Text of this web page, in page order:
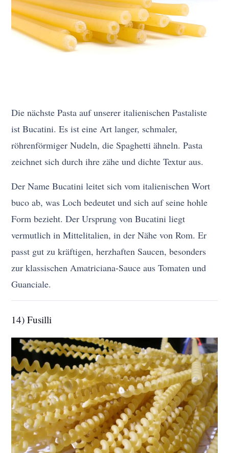
Die nächste Pasta auf unserer italienischen Pastaliste
ist Bucatini. Es ist eine Art langer, schmaler,
röhrenförmiger Nudeln, die Spaghetti ähneln. Pasta
zeichnet sich durch ihre zähe und dichte Textur aus.
Der Name Bucatini leitet sich vom italienischen Wort
buco ab, was Loch bedeutet und sich auf seine hohle
Form bezieht. Der Ursprung von Bucatini liegt
vermutlich in Mittelitalien, in der Nähe von Rom. Er
passt gut zu kräftigen, herzhaften Saucen, besonders
zur klassischen Amatriciana-Sauce aus Tomaten und
Guanciale.
14) Fusilli